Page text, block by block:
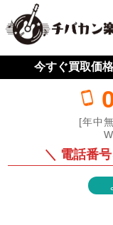
今すぐ買取価
[年中
＼ 電話番